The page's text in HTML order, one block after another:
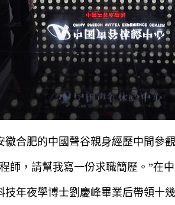
徽合肥的中國聲谷親身經歷中間參
師，請幫我寫一份求職簡歷。”在
技年夜學博士劉慶峰畢業后帶領十